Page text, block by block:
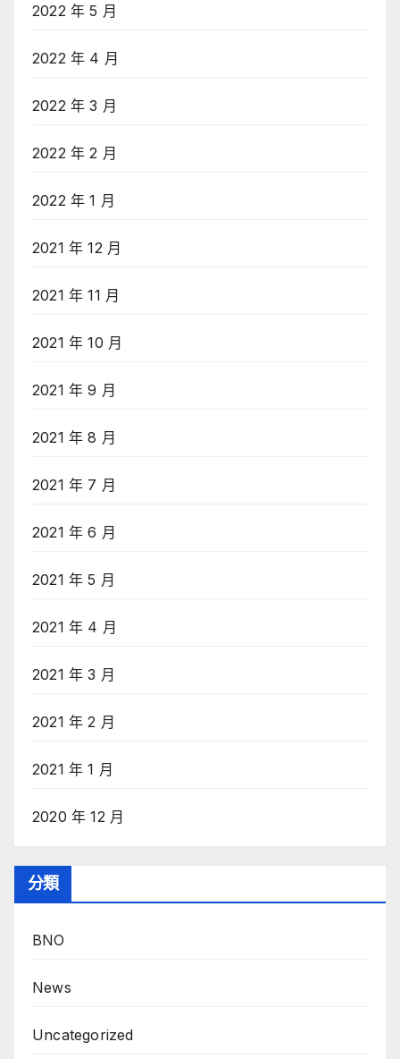
2022 年 5 月
2022 年 4 月
2022 年 3 月
2022 年 2 月
2022 年 1 月
2021 年 12 月
2021 年 11 月
2021 年 10 月
2021 年 9 月
2021 年 8 月
2021 年 7 月
2021 年 6 月
2021 年 5 月
2021 年 4 月
2021 年 3 月
2021 年 2 月
2021 年 1 月
2020 年 12 月
分類
BNO
News
Uncategorized